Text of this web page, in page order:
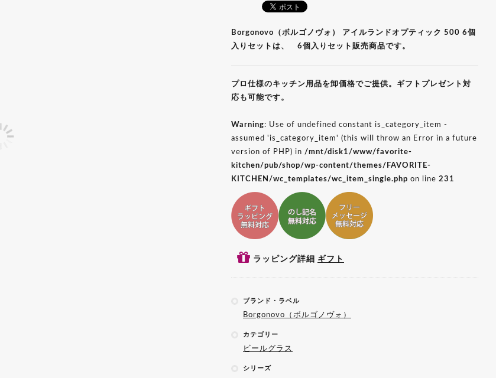
Borgonovo（ボルゴノヴォ） アイルランドオプティック 500 6個
入りセットは、 6個入りセット販売商品です。
プロ仕様のキッチン用品を卸価格でご提供。ギフトプレゼント対
応も可能です。
Warning: Use of undefined constant is_category_item -
assumed 'is_category_item' (this will throw an Error in a future
version of PHP) in /mnt/disk1/www/favorite-
kitchen/pub/shop/wp-content/themes/FAVORITE-
KITCHEN/wc_templates/wc_item_single.php on line 231
ギフトラッピング対応ギフトのし記名対応
ラッピング詳細 ギフト
ブランド・ラベル
Borgonovo（ボルゴノヴォ）
カテゴリー
ビールグラス
シリーズ